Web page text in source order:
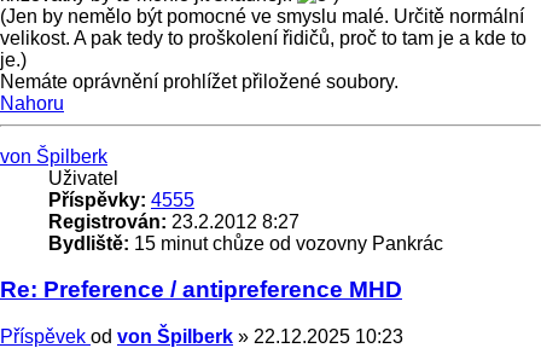
(Jen by nemělo být pomocné ve smyslu malé. Určitě normální
velikost. A pak tedy to proškolení řidičů, proč to tam je a kde to
je.)
Nemáte oprávnění prohlížet přiložené soubory.
Nahoru
von Špilberk
Uživatel
Příspěvky: 4555
Registrován: 23.2.2012 8:27
Bydliště: 15 minut chůze od vozovny Pankrác
Re: Preference / antipreference MHD
Příspěvek od von Špilberk » 22.12.2025 10:23